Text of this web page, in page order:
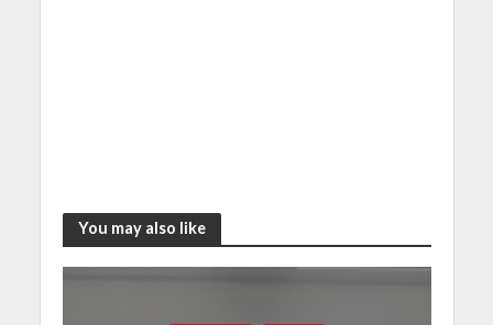
You may also like